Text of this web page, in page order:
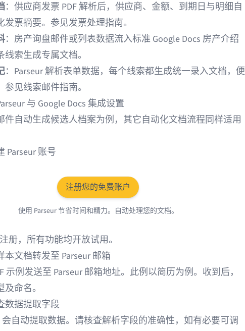
：供应商发票 PDF 解析后，供应商、金额、到期日与明细自
发票摘要。参见发票处理指南。
：房产询盘邮件或列表数据流入标准 Google Docs 房产介绍
索生成专属文档。
：Parseur 解析表单数据，每个线索都生成统一录入文档，便
参见线索邮件指南。
与 Google Docs 集成设置
件自动生成候选人档案为例，其它自动化文档流程同样适用
Parseur 账号
注册您的免费账户
使用 Parseur 节省时间和精力。自动处理您的文档。
册，所有功能均开放试用。
本文档转发至 Parseur 邮箱
示例发送至 Parseur 邮箱地址。此例以简历为例。收到后，
命名。
数据提取字段
会自动提取数据。请核查解析字段的准确性，如有必要可调